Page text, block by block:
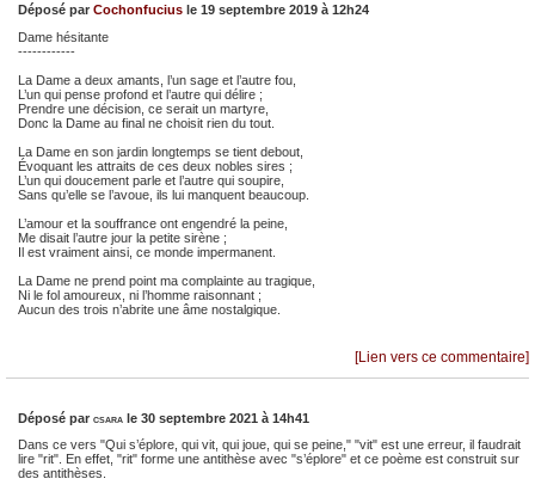
Déposé par Cochonfucius le 19 septembre 2019 à 12h24
Dame hésitante
------------
La Dame a deux amants, l’un sage et l’autre fou,
L’un qui pense profond et l’autre qui délire ;
Prendre une décision, ce serait un martyre,
Donc la Dame au final ne choisit rien du tout.
La Dame en son jardin longtemps se tient debout,
Évoquant les attraits de ces deux nobles sires ;
L’un qui doucement parle et l’autre qui soupire,
Sans qu’elle se l’avoue, ils lui manquent beaucoup.
L’amour et la souffrance ont engendré la peine,
Me disait l’autre jour la petite sirène ;
Il est vraiment ainsi, ce monde impermanent.
La Dame ne prend point ma complainte au tragique,
Ni le fol amoureux, ni l’homme raisonnant ;
Aucun des trois n’abrite une âme nostalgique.
[Lien vers ce commentaire]
Déposé par csara le 30 septembre 2021 à 14h41
Dans ce vers "Qui s’éplore, qui vit, qui joue, qui se peine," "vit" est une erreur, il faudrait
lire "rit". En effet, "rit" forme une antithèse avec "s’éplore" et ce poème est construit sur
des antithèses.